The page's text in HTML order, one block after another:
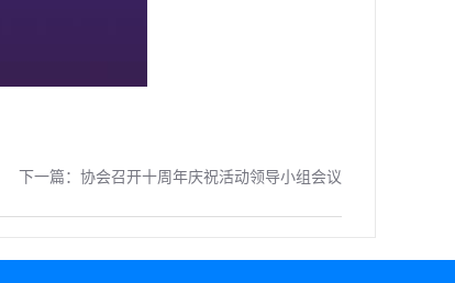
下一篇： 协会召开十周年庆祝活动领导小组会议